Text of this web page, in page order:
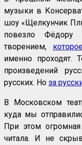
музыки в
шоу «Щелкунчик
повезло
творением,
именно проходят.
произведений
русских. Но за
В Московском
куда мы
При этом огромная
читала. И не